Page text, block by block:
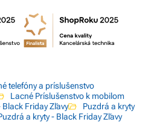
telefóny a príslušenstvo
Lacné Príslušenstvo k mobilom
Friday Zľavy
Puzdrá a kryty
a kryty - Black Friday Zľavy